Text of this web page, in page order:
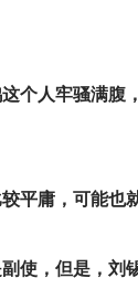
个人牢骚满腹
平庸，可能也
使，但是，刘